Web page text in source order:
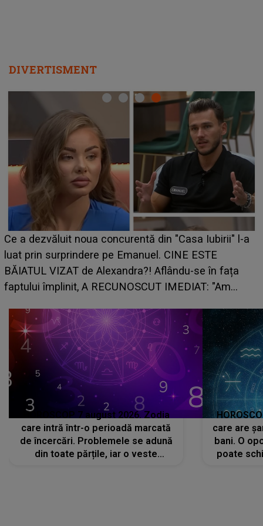
DIVERTISMENT
Ce a dezvăluit noua concurentă din "Casa Iubirii" l-a
luat prin surprindere pe Emanuel. CINE ESTE
BĂIATUL VIZAT de Alexandra?! Aflându-se în fața
faptului împlinit, A RECUNOSCUT IMEDIAT: "Am
HOROSCOP 7 august 2026. Zodia
care intră într-o perioadă marcată
de încercări. Problemele se adună
din toate părțile, iar o veste
care are
bani. O
poate